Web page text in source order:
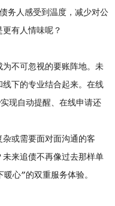
务人感受到温度，减少对公
有人情味呢？
不可忽视的要账阵地。未
下的专业结合起来。在线
现自动提醒、在线申请还
或需要面对面沟通的客
来追债不再像过去那样单
心”的双重服务体验。